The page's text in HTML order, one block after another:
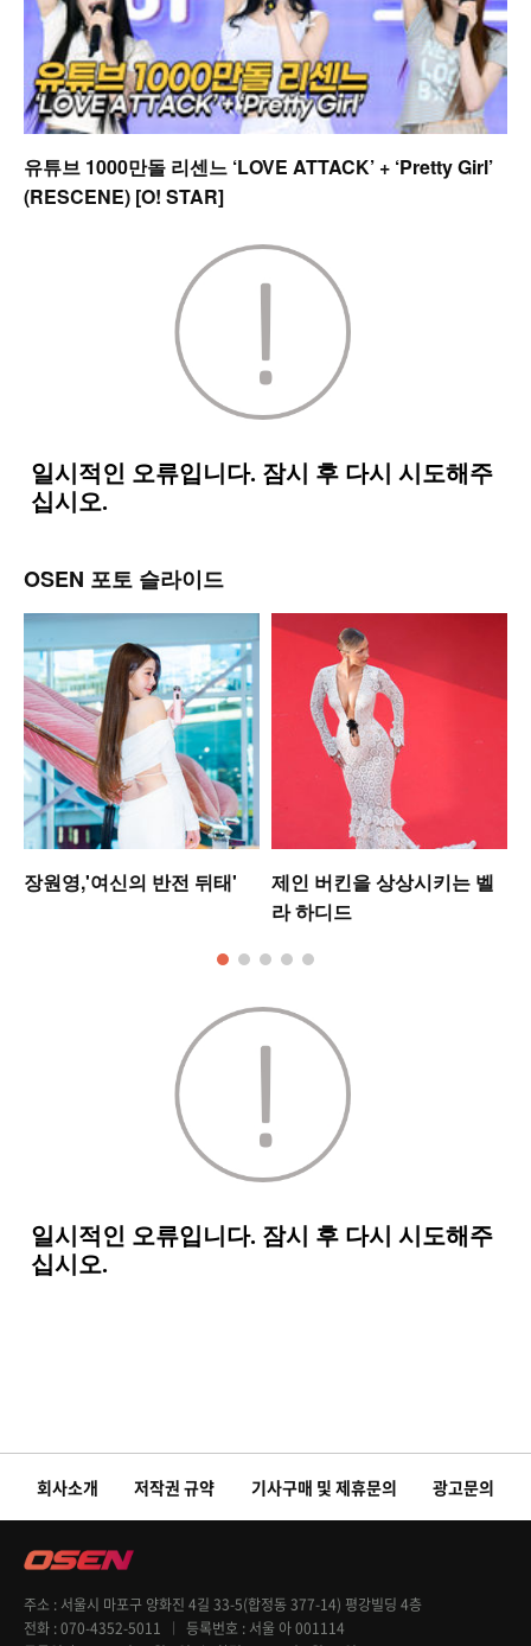
유튜브 1000만돌 리센느 ‘LOVE ATTACK’ + ‘Pretty Girl’
(RESCENE) [O! STAR]
OSEN 포토 슬라이드
장원영,'여신의 반전 뒤태'
제인 버킨을 상상시키는 벨
라 하디드
회사소개 저작권 규약 기사구매 및 제휴문의 광고문의
주소
서울시 마포구 양화진 4길 33-5(합정동 377-14) 평강빌딩 4층
전화 070-4352-5011 등록번호
서울 아 001114